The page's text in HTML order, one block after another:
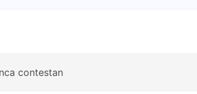
contestan